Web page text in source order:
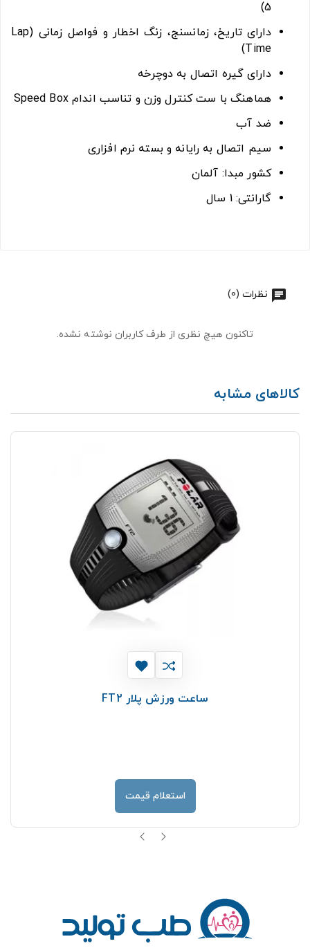
5)
دارای تاریخ، زمانسنج، زنگ اخطار و فواصل زمانی (Lap
Time)
دارای گیره اتصال به دوچرخه
هماهنگ با ست کنترل وزن و تناسب اندام Speed Box
ضد آب
سیم اتصال به رایانه و بسته نرم افزاری
کشور مبدا: آلمان
گارانتی: 1 سال
نظرات (0)
تاکنون هیچ نظری از طرف کاربران نوشته نشده.
کالاهای مشابه
ساعت ورزش پلار FT2
استعلام قیمت